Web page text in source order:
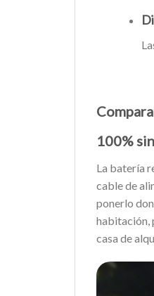
100%
La batería
cable de
ponerlo
habitación,
casa de